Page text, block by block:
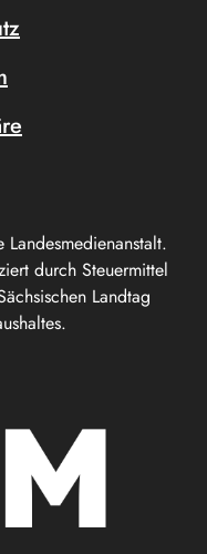
durch Steuermittel
Landtag